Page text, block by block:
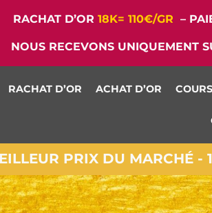
RACHAT D’OR 18K= 110€/GR –
NOUS RECEVONS UNIQUEMENT
RACHAT D’OR ACHAT D’OR
PRIX DU MARCHÉ -